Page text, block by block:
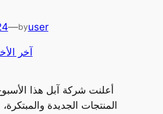
—byuser
آخر
أعلنت شركة آبل هذا
المنتجات الجديدة